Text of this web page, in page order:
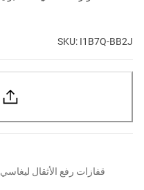
SKU: I1B7Q-BB2J
قفازات رفع الأثقال ليغاسي